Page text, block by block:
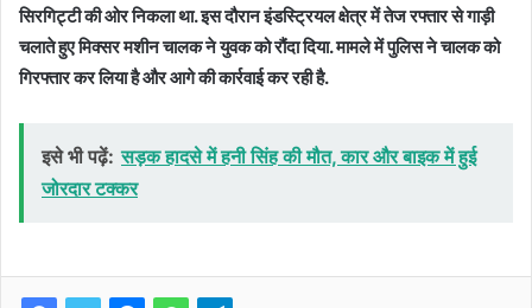
सिरगिट्टी की ओर निकला था. इस दौरान इंडस्ट्रियल क्षेत्र में तेज रफ्तार से गाड़ी
चलाते हुए मिक्सर मशीन चालक ने युवक को रौंदा दिया. मामले में पुलिस ने चालक को
गिरफ्तार कर लिया है और आगे की कार्रवाई कर रही है.
इसे भी पढ़ें: सड़क हादसे में हनी सिंह की मौत, कार और बाइक में हुई
जोरदार टक्कर